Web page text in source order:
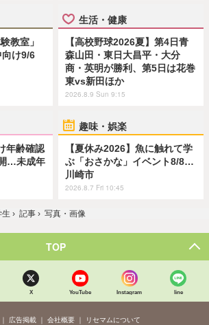
教室」
け9/6
生活・健康
【高校野球2026夏】第4日青
森山田・東日大昌平・大分
商・英明が勝利、第5日は花巻
東vs新田ほか
2026.8.9 Sun 9:15
年齢確認
…未成年
趣味・娯楽
【夏休み2026】魚に触れて学
ぶ「おさかな」イベント8/8…
川崎市
2026.8.7 Fri 10:45
生 › 記事 › 写真・画像
TOP
X YouTube Instagram line
広告掲載 会社概要 リセマムについて